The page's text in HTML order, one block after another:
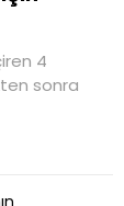
4
sonra